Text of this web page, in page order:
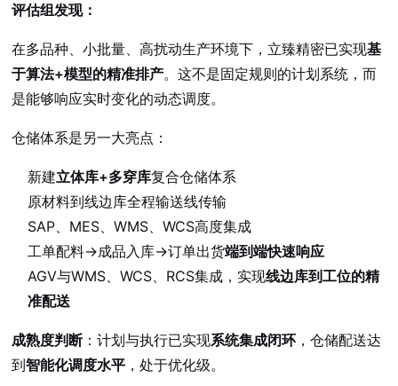
评估组发现：
在多品种、小批量、高扰动生产环境下，立臻精密已实现基
于算法+模型的精准排产。这不是固定规则的计划系统，而
是能够响应实时变化的动态调度。
仓储体系是另一大亮点：
新建立体库+多穿库复合仓储体系
原材料到线边库全程输送线传输
SAP、MES、WMS、WCS高度集成
工单配料→成品入库→订单出货端到端快速响应
AGV与WMS、WCS、RCS集成，实现线边库到工位的精
准配送
成熟度判断：计划与执行已实现系统集成闭环，仓储配送达
到智能化调度水平 ，处于优化级。